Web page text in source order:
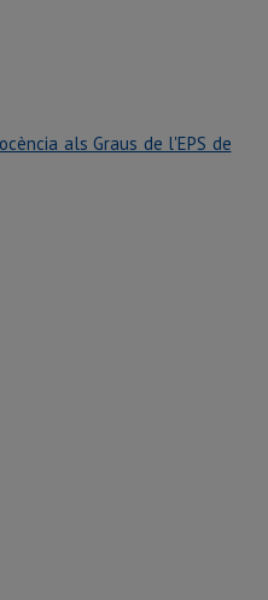
als Graus de l'EPS de